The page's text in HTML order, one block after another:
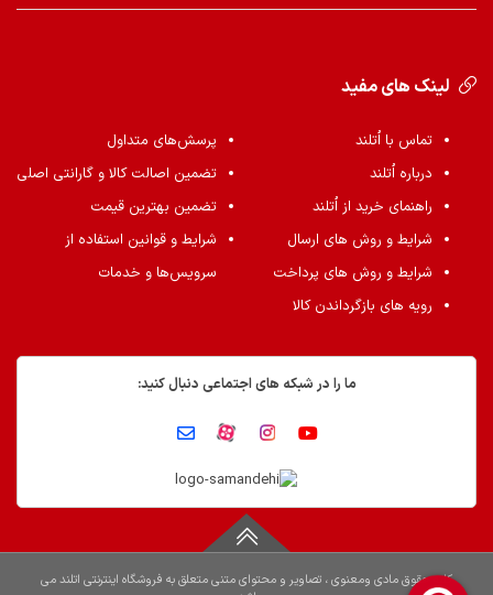
لینک های مفید
تماس با اُتلند
درباره اُتلند
راهنمای خرید از اُتلند
شرایط و روش های ارسال
شرایط و روش های پرداخت
رویه های بازگرداندن کالا
پرسش‌های متداول
تضمین اصالت کالا و گارانتی اصلی
تضمین بهترین قیمت
شرایط و قوانین استفاده از
سرویس‌ها و خدمات
ما را در شبکه های اجتماعی دنبال کنید:
کلیه حقوق مادی ومعنوی ، تصاویر و محتوای متنی متعلق به فروشگاه اینترنتی اتلند می